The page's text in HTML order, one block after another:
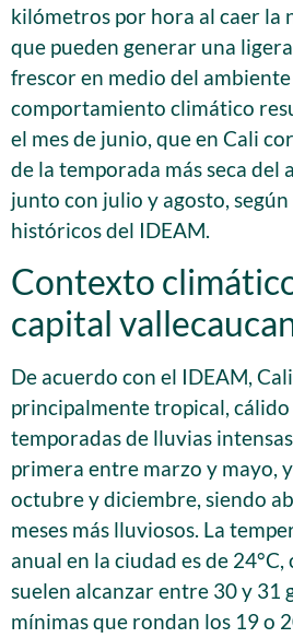
kilómetros por hora al caer la
que pueden generar una
frescor en medio del
comportamiento climático
el mes de junio, que en Cali
de la temporada más seca del
junto con julio y agosto,
históricos del IDEAM.
Contexto
capital
De acuerdo con el IDEAM,
principalmente tropical, cálido
temporadas de lluvias
primera entre marzo y mayo,
octubre y diciembre, siendo
meses más lluviosos. La
anual en la ciudad es de
suelen alcanzar entre 30 y 31
mínimas que rondan los 19 o